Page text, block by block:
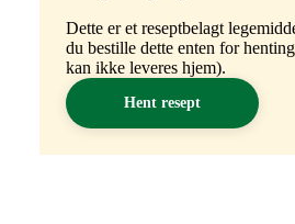
Dette er et reseptbelagt
du bestille dette enten for
kan ikke leveres hjem).
Hent resept